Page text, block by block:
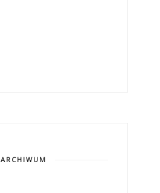
ARCHIWUM